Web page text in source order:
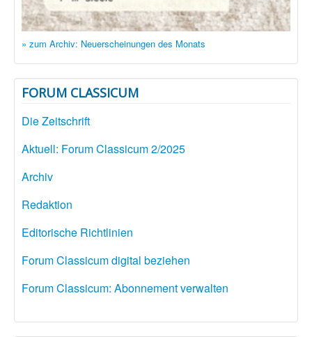
» zum Archiv: Neuerscheinungen des Monats
FORUM CLASSICUM
Die Zeitschrift
Aktuell: Forum Classicum 2/2025
Archiv
Redaktion
Editorische Richtlinien
Forum Classicum digital beziehen
Forum Classicum: Abonnement verwalten